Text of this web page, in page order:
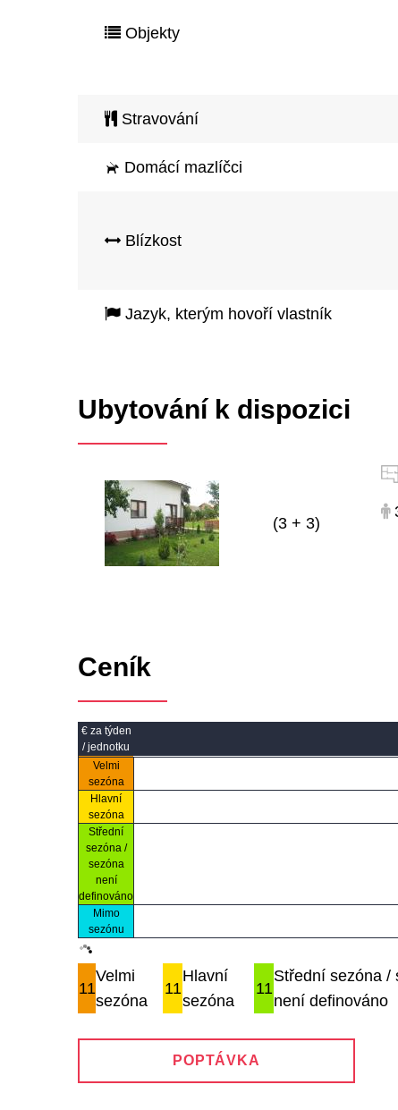
Objekty
Stravování
Domácí mazlíčci
Blízkost
Jazyk, kterým hovoří vlastník
Ubytování k dispozici
(3 + 3)
Ceník
€ za týden
/ jednotku
Velmi
sezóna
Hlavní
sezóna
Střední
sezóna /
sezóna
není
definováno
Mimo
sezónu
11
Velmi
sezóna
11
Hlavní
sezóna
11
Střední sezóna /
není definováno
POPTÁVKA